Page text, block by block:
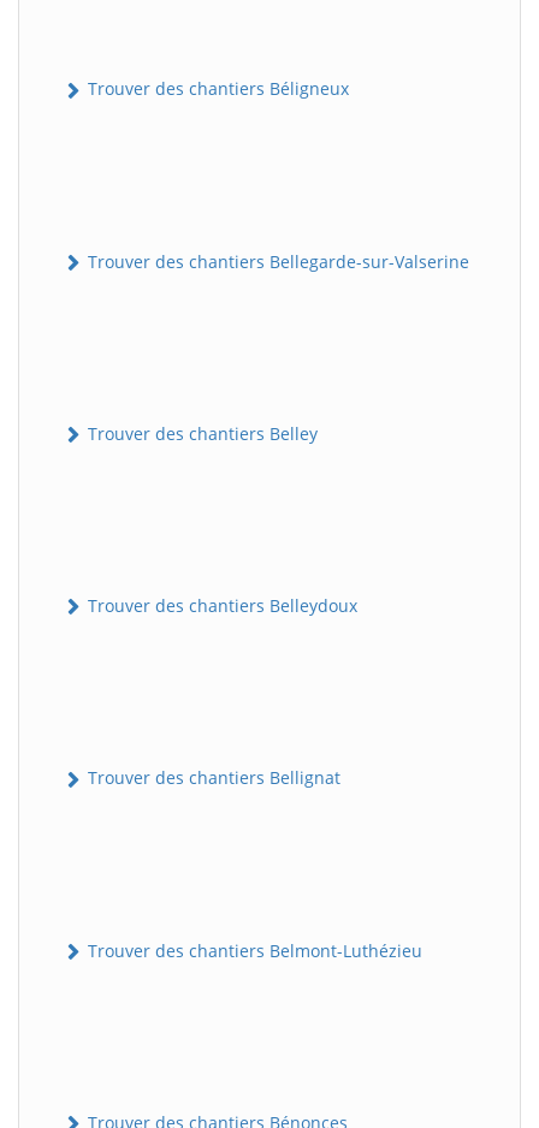
Trouver des chantiers Béligneux
Trouver des chantiers Bellegarde-sur-Valserine
Trouver des chantiers Belley
Trouver des chantiers Belleydoux
Trouver des chantiers Bellignat
Trouver des chantiers Belmont-Luthézieu
Trouver des chantiers Bénonces